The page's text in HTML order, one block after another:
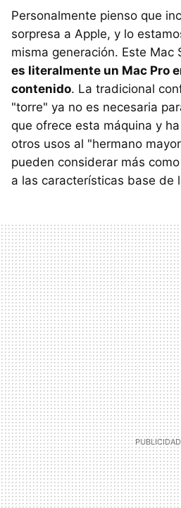
Personalmente pienso que
sorpresa a Apple, y lo
misma generación. Este Mac
es literalmente un Mac Pro
contenido. La tradicional
"torre" ya no es necesaria
que ofrece esta máquina y
otros usos al "hermano
pueden considerar más
a las características base de